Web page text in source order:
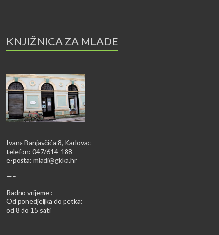
KNJIŽNICA ZA MLADE
Ivana Banjavčića 8, Karlovac
telefon: 047/614-188
e-pošta:mladi@gkka.hr
—–
Radno vrijeme :
Od ponedjeljka do petka:
od 8 do 15 sati